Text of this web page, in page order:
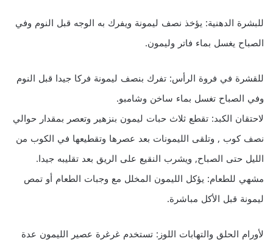
للبشرة الدهنية: يؤخذ نصف ليمونة ويفرك به الوجه قبل النوم وفي
الصباح يغسل بماء فاتر وليمون.
للقشرة في فروة الرأس: تفرك بنصف ليمونة فركا جيدا قبل النوم
وفي الصباح تغسل بماء ساخن وشامبو.
لاحتقان الكبد: تقطع ثلاث حبات ليمون بنزهير وتعصر بمقدار حوالي
نصف كوب , وتلقى الليمونات بعد عصرها وتقطيعها في الكوب من
الليل حتى الصباح, ويشرب النقيع على الريق بعد تقليبه جيدا.
مشهي للطعام: يؤكل الليمون المخلل مع وجبات الطعام أو تمص
ليمونة قبل الأكل مباشرة.
لأورام الحلق والتهابات اللوز: تستخدم غرغرة عصير الليمون عدة